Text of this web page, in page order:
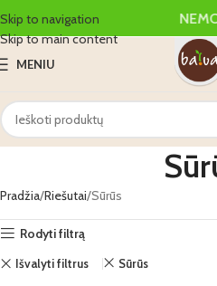
Skip to navigation
Skip to main content
MENIU
Pradžia Riešutai Sūrūs
Rodyti filtrą
Išvalyti filtrus Sūrūs